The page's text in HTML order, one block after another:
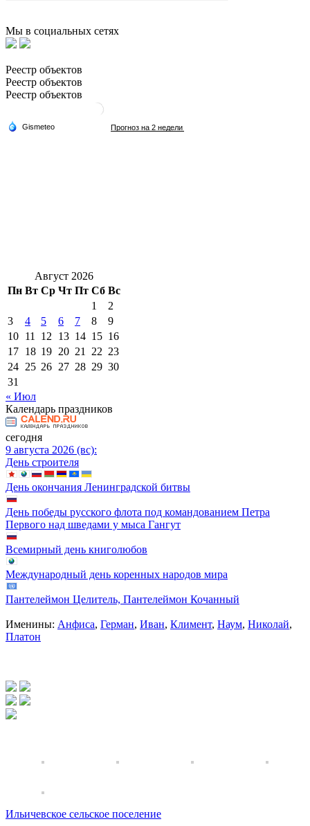
Мы в социальных сетях
Реестр объектов
Реестр объектов
Реестр объектов
Август 2026
Пн Вт Ср Чт Пт Сб Вс
1
2
3
4 5 6 7 8
9
10 11 12 13 14 15 16
17 18 19 20 21 22 23
24 25 26 27 28 29 30
31
« Июл
Календарь праздников
сегодня
9 августа 2026 (вс):
День строителя
День окончания Ленинградской битвы
День победы русского флота под командованием Петра
Первого над шведами у мыса Гангут
Всемирный день книголюбов
Международный день коренных народов мира
Пантелеймон Целитель, Пантелеймон Кочанный
Именины: Анфиса, Герман, Иван, Климент, Наум, Николай,
Платон
Ильичевское сельское поселение